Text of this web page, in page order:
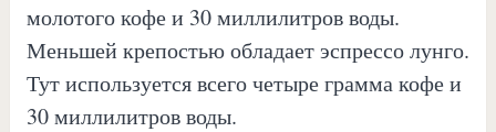
молотого кофе и 30 миллилитров воды.
Меньшей крепостью обладает эспрессо лунго.
Тут используется всего четыре грамма кофе и
30 миллилитров воды.